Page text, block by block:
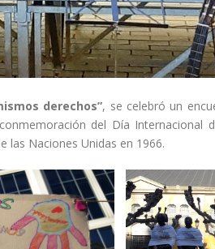
derechos”, se celebró un
del Día Internacional
las Naciones Unidas en 1966.